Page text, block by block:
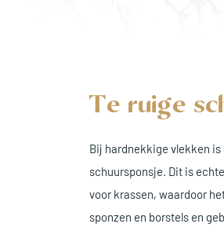
Te ruige
Bij hardnekkige vlekken
schuursponsje. Dit is
voor krassen, waardoor
sponzen en borstels en